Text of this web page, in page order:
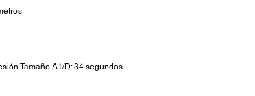
en
Tamaño A1/D: 34 segundos